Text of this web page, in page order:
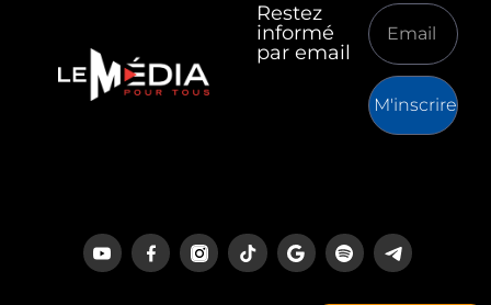
Restez
informé
par email
M'inscrire